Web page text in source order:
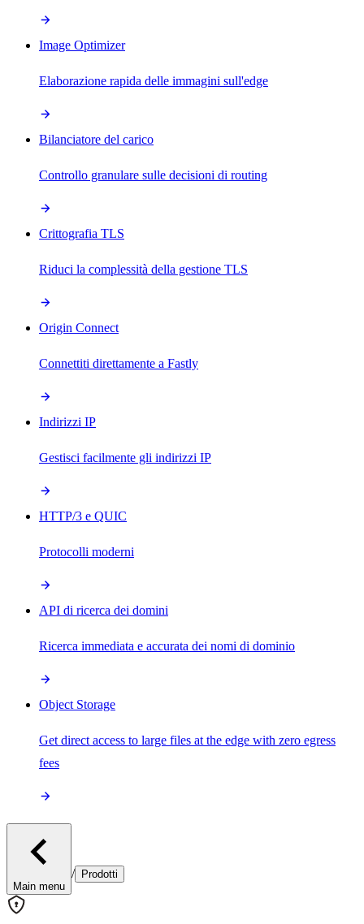
Image Optimizer
Elaborazione rapida delle immagini sull'edge
Bilanciatore del carico
Controllo granulare sulle decisioni di routing
Crittografia TLS
Riduci la complessità della gestione TLS
Origin Connect
Connettiti direttamente a Fastly
Indirizzi IP
Gestisci facilmente gli indirizzi IP
HTTP/3 e QUIC
Protocolli moderni
API di ricerca dei domini
Ricerca immediata e accurata dei nomi di dominio
Object Storage
Get direct access to large files at the edge with zero egress
fees
Main menu
/ Prodotti